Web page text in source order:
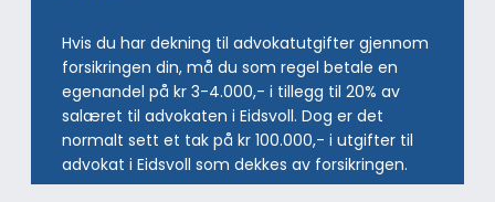
Hvis du har dekning til advokatutgifter gjennom
forsikringen din, må du som regel betale en
egenandel på kr 3-4.000,- i tillegg til 20% av
salæret til advokaten i Eidsvoll. Dog er det
normalt sett et tak på kr 100.000,- i utgifter til
advokat i Eidsvoll som dekkes av forsikringen.